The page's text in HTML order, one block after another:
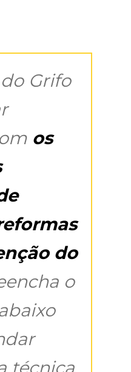
Grifo
os
do
o
técnica